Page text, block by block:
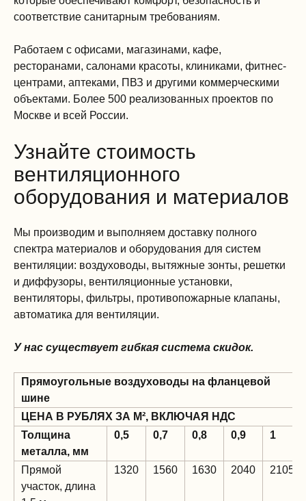
соответствие санитарным требованиям.
Работаем с офисами, магазинами, кафе,
ресторанами, салонами красоты, клиниками, фитнес-
центрами, аптеками, ПВЗ и другими коммерческими
объектами. Более 500 реализованных проектов по
Москве и всей России.
Узнайте стоимость
вентиляционного
оборудования и материалов
Мы производим и выполняем доставку полного
спектра материалов и оборудования для систем
вентиляции: воздуховоды, вытяжные зонты, решетки
и диффузоры, вентиляционные установки,
вентиляторы, фильтры, противопожарные клапаны,
автоматика для вентиляции.
У нас существует гибкая система скидок.
Прямоугольные воздуховоды на фланцевой
шине
ЦЕНА В РУБЛЯХ ЗА М², ВКЛЮЧАЯ НДС
Толщина
металла, мм
0,5 0,7 0,8 0,9 1
Прямой
участок, длина
1320 1560 1630 2040 2105